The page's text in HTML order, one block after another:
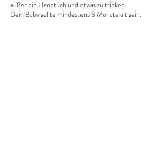
außer ein Handtuch und etwas zu trinken.
Dein Baby sollte mindestens 3 Monate alt sein.